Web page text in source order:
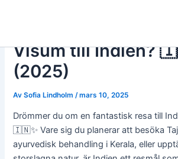
Visum till Indien?
(2025)
Av Sofia Lindholm /mars 10, 2025
Drömmer du om en fantastisk resa till
🇮🇳✨ Vare sig du planerar att besöka
ayurvedisk behandling i Kerala, eller